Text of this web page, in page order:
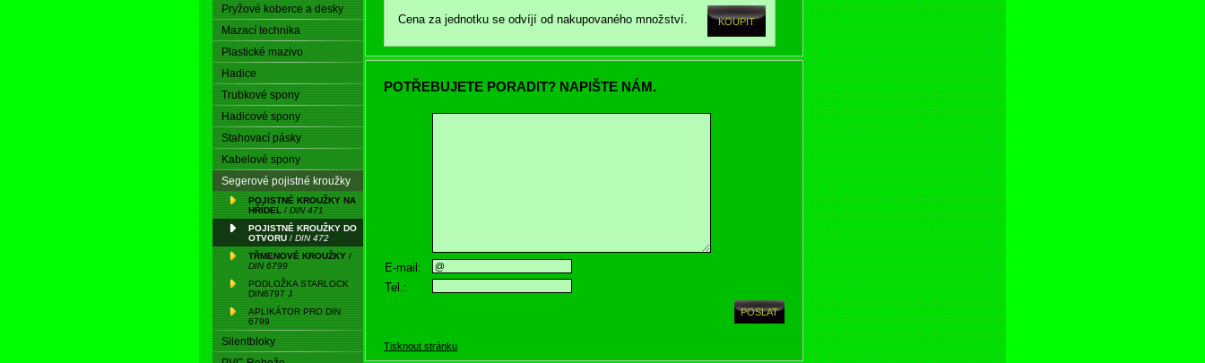
Pryžové koberce a desky
Mazací technika
Plastické mazivo
Hadice
Trubkové spony
Hadicové spony
Stahovací pásky
Kabelové spony
Segerové pojistné kroužky
POJISTNÉ KROUŽKY NA
HŘÍDEL / DIN 471
POJISTNÉ KROUŽKY DO
OTVORU / DIN 472
TŘMENOVÉ KROUŽKY /
DIN 6799
PODLOŽKA STARLOCK
DIN6797 J
APLIKÁTOR PRO DIN
6799
Silentbloky
Cena za jednotku se odvíjí od nakupovaného množství.
POTŘEBUJETE PORADIT? NAPIŠTE NÁM.
E-mail:
Tel.:
Tisknout stránku